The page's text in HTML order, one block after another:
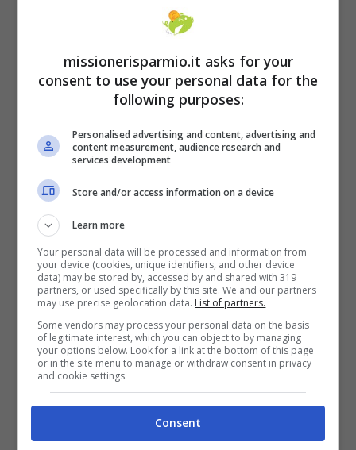
montepremi è aumentato: chi vince
Il calcio a livello professionistico ha costi
altissimi, questo è certo. Tuttavia quest’anno la
missionerisparmio.it asks for your
consent to use your personal data for the
following purposes:
Personalised advertising and content, advertising and
content measurement, audience research and
services development
Store and/or access information on a device
Learn more
Your personal data will be processed and information from
your device (cookies, unique identifiers, and other device
data) may be stored by, accessed by and shared with 319
partners, or used specifically by this site. We and our partners
may use precise geolocation data. List of partners.
Some vendors may process your personal data on the basis
of legitimate interest, which you can object to by managing
your options below. Look for a link at the bottom of this page
or in the site menu to manage or withdraw consent in privacy
and cookie settings.
Consent